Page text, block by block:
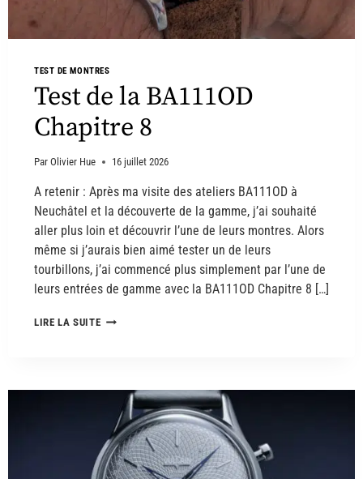
TEST DE MONTRES
Test de la BA111OD
Chapitre 8
Par Olivier Hue 16 juillet 2026
A retenir : Après ma visite des ateliers BA111OD à
Neuchâtel et la découverte de la gamme, j’ai souhaité
aller plus loin et découvrir l’une de leurs montres. Alors
même si j’aurais bien aimé tester un de leurs
tourbillons, j’ai commencé plus simplement par l’une de
leurs entrées de gamme avec la BA111OD Chapitre 8 […]
LIRE LA SUITE